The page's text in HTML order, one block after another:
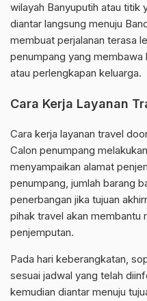
wilayah Banyuputih atau titik
diantar langsung menuju
membuat perjalanan terasa
penumpang yang membawa
atau perlengkapan keluarga.
Cara Kerja Layanan
Cara kerja layanan travel
Calon penumpang
menyampaikan alamat
penumpang, jumlah barang
penerbangan jika tujuan
pihak travel akan membantu
penjemputan.
Pada hari keberangkatan,
sesuai jadwal yang telah
kemudian diantar menuju